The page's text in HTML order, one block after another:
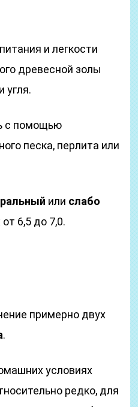
и легкости
древесной золы
угля.
с помощью
песка, перлита или
или слабо
6,5 до 7,0.
примерно двух
.
условиях
редко, для